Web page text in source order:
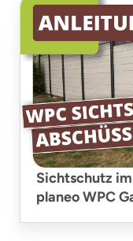
Sichtschutz
planeo WPC